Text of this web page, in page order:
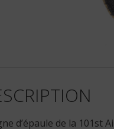
d’épaule de la 101st